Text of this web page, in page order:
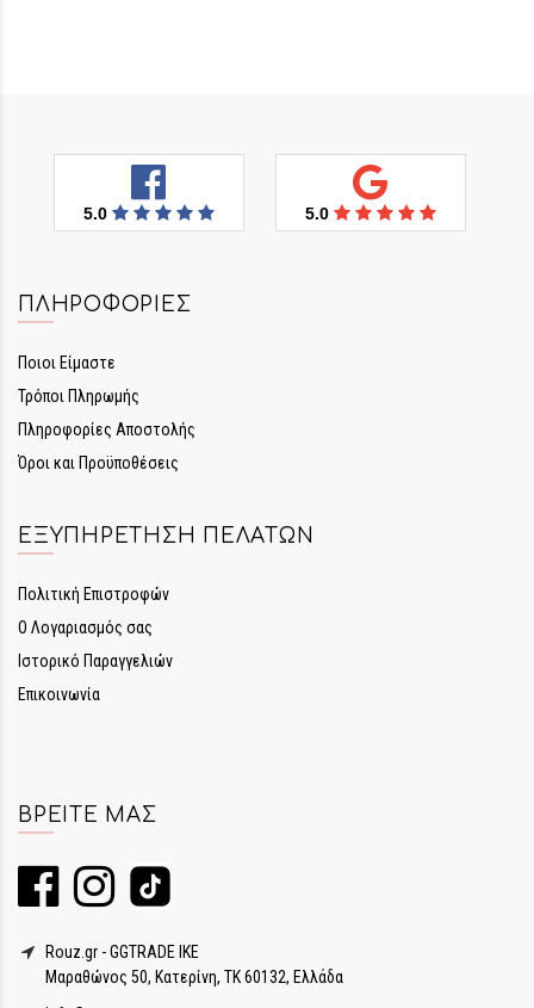
5.0 5.0
ΠΛΗΡΟΦΟΡΊΕΣ
Ποιοι Είμαστε
Τρόποι Πληρωμής
Πληροφορίες Αποστολής
Όροι και Προϋποθέσεις
ΕΞΥΠΗΡΈΤΗΣΗ ΠΕΛΑΤΏΝ
Πολιτική Επιστροφών
Ο Λογαριασμός σας
Ιστορικό Παραγγελιών
Επικοινωνία
ΒΡΕΊΤΕ ΜΑΣ
Rouz.gr - GGTRADE IKE
Μαραθώνος 50, Κατερίνη, ΤΚ 60132, Ελλάδα